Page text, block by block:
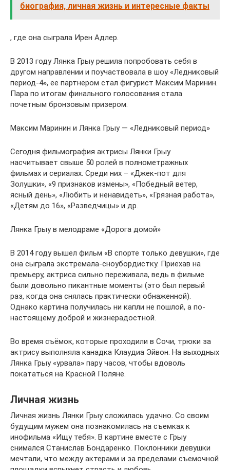
биография, личная жизнь и интересные факты
, где она сыграла Ирен Адлер.
В 2013 году Лянка Грыу решила попробовать себя в
другом направлении и поучаствовала в шоу «Ледниковый
период-4», ее партнером стал фигурист Максим Маринин.
Пара по итогам финального голосования стала
почетным бронзовым призером.
Максим Маринин и Лянка Грыу — «Ледниковый период»
Сегодня фильмография актрисы Лянки Грыу
насчитывает свыше 50 ролей в полнометражных
фильмах и сериалах. Среди них – «Джек-пот для
Золушки», «9 признаков измены», «Победный ветер,
ясный день», «Любить и ненавидеть», «Грязная работа»,
«Детям до 16», «Разведчицы» и др.
Лянка Грыу в мелодраме «Дорога домой»
В 2014 году вышел фильм «В спорте только девушки», где
она сыграла экстремала-сноубордистку. Приехав на
премьеру, актриса сильно переживала, ведь в фильме
были довольно пикантные моменты (это был первый
раз, когда она снялась практически обнаженной).
Однако картина получилась ни капли не пошлой, а по-
настоящему доброй и жизнерадостной.
Во время съёмок, которые проходили в Сочи, трюки за
актрису выполняла канадка Клаудиа Эйвон. На выходных
Лянка Грыу «урвала» пару часов, чтобы вдоволь
покататься на Красной Поляне.
Личная жизнь
Личная жизнь Лянки Грыу сложилась удачно. Со своим
будущим мужем она познакомилась на съемках к
инофильма «Ищу тебя». В картине вместе с Грыу
снимался Станислав Бондаренко. Поклонники девушки
мечтали, что между актерами и за пределами съемочной